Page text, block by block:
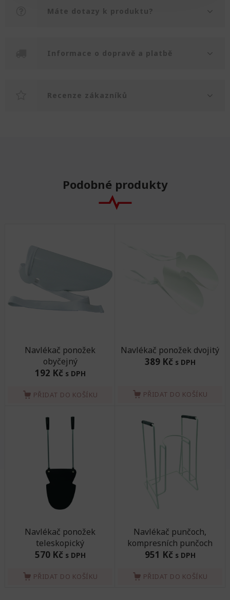
Máte dotazy k produktu?
Informace o dopravě a platbě
Recenze zákazníků
Podobné produkty
Navlékač ponožek
obyčejný
192 Kč s DPH
PŘIDAT DO KOŠÍKU
Navlékač ponožek dvojitý
389 Kč s DPH
PŘIDAT DO KOŠÍKU
Navlékač ponožek
teleskopický
570 Kč s DPH
PŘIDAT DO KOŠÍKU
Navlékač punčoch,
kompresních punčoch
951 Kč s DPH
PŘIDAT DO KOŠÍKU